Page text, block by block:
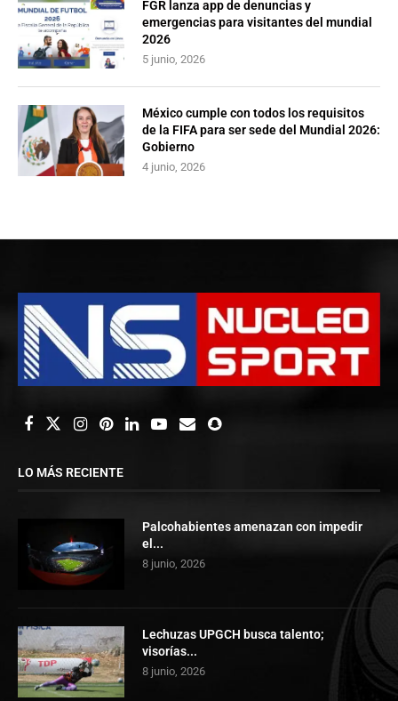
FGR lanza app de denuncias y
emergencias para visitantes del mundial
2026
5 junio, 2026
México cumple con todos los requisitos
de la FIFA para ser sede del Mundial 2026:
Gobierno
4 junio, 2026
LO MÁS RECIENTE
Palcohabientes amenazan con impedir
el...
8 junio, 2026
Lechuzas UPGCH busca talento;
visorías...
8 junio, 2026